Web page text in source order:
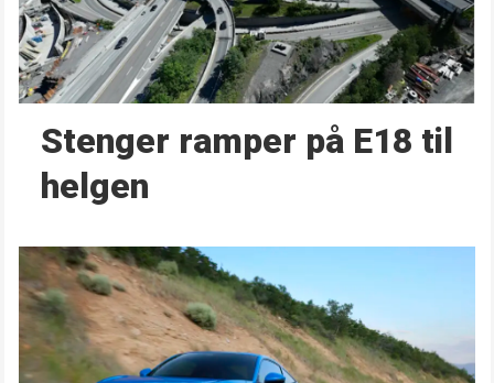
Stenger ramper på E18 til
helgen